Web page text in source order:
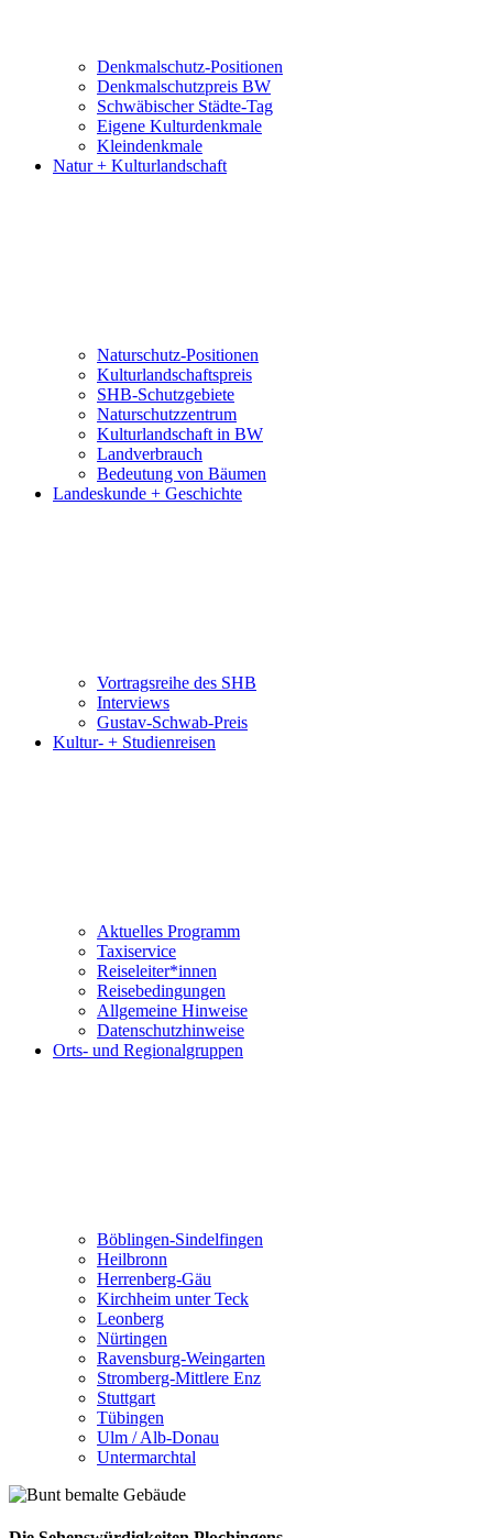
Denkmalschutz-Positionen
Denkmalschutzpreis BW
Schwäbischer Städte-Tag
Eigene Kulturdenkmale
Kleindenkmale
Natur + Kulturlandschaft
Naturschutz-Positionen
Kulturlandschaftspreis
SHB-Schutzgebiete
Naturschutzzentrum
Kulturlandschaft in BW
Landverbrauch
Bedeutung von Bäumen
Landeskunde + Geschichte
Vortragsreihe des SHB
Interviews
Gustav-Schwab-Preis
Kultur- + Studienreisen
Aktuelles Programm
Taxiservice
Reiseleiter*innen
Reisebedingungen
Allgemeine Hinweise
Datenschutzhinweise
Orts- und Regionalgruppen
Böblingen-Sindelfingen
Heilbronn
Herrenberg-Gäu
Kirchheim unter Teck
Leonberg
Nürtingen
Ravensburg-Weingarten
Stromberg-Mittlere Enz
Stuttgart
Tübingen
Ulm / Alb-Donau
Untermarchtal